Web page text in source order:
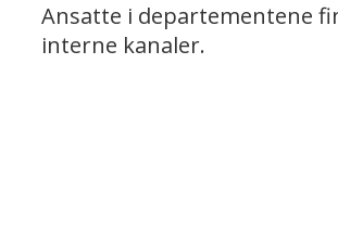
Ansatte i departementene
interne kanaler.